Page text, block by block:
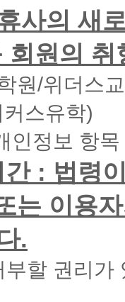
사의 새
회원의
원/위더스
스유학)
인정보 항
: 법령
는 이용
.
할 권리